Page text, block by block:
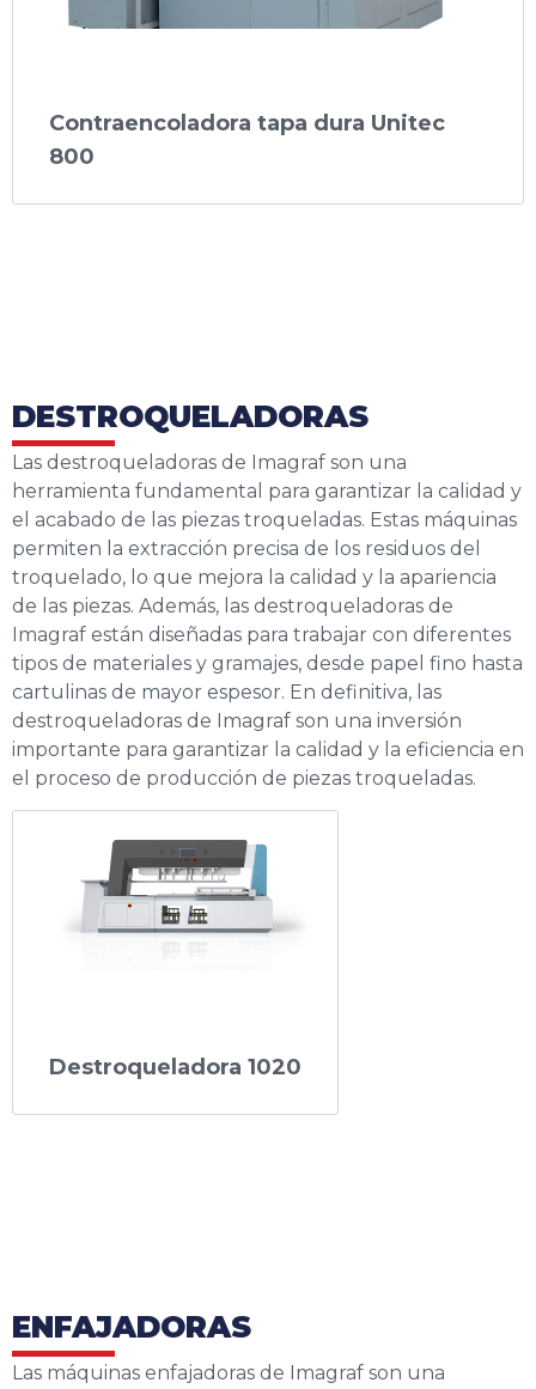
Contraencoladora tapa dura Unitec
800
DESTROQUELADORAS
Las destroqueladoras de Imagraf son una
herramienta fundamental para garantizar la calidad y
el acabado de las piezas troqueladas. Estas máquinas
permiten la extracción precisa de los residuos del
troquelado, lo que mejora la calidad y la apariencia
de las piezas. Además, las destroqueladoras de
Imagraf están diseñadas para trabajar con diferentes
tipos de materiales y gramajes, desde papel fino hasta
cartulinas de mayor espesor. En definitiva, las
destroqueladoras de Imagraf son una inversión
importante para garantizar la calidad y la eficiencia en
el proceso de producción de piezas troqueladas.
Destroqueladora 1020
ENFAJADORAS
Las máquinas enfajadoras de Imagraf son una